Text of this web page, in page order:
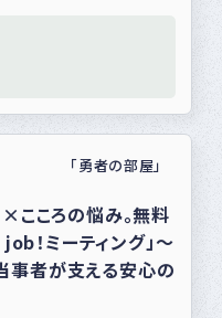
「勇者の部屋」
×こころの悩み。無料
！ミーティング」～
事者が支える安心の